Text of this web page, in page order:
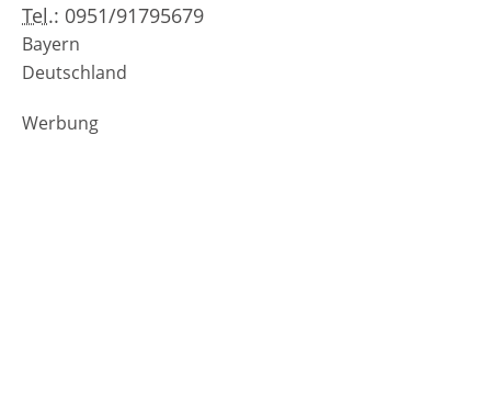
Tel.: 0951/91795679
Bayern
Deutschland
Werbung